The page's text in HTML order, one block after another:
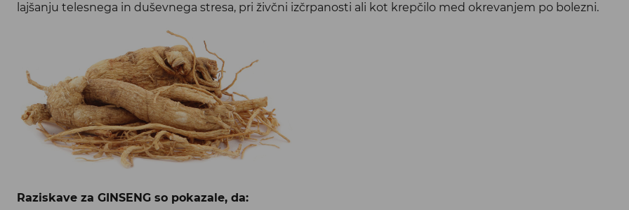
lajšanju telesnega in duševnega stresa, pri živčni izčrpanosti ali kot krepčilo med okrevanjem po bolezni.
Raziskave za GINSENG so pokazale, da: